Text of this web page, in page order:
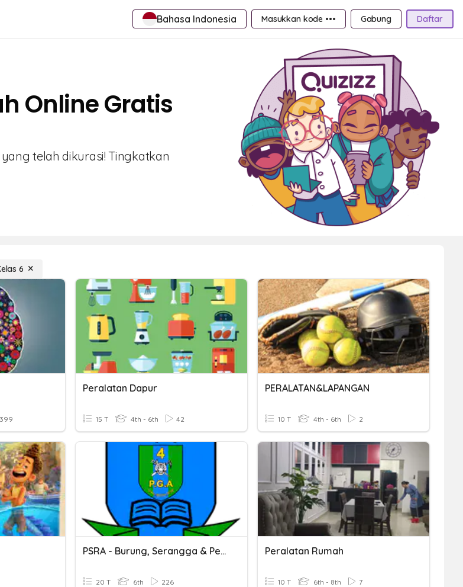
Bahasa Indonesia Masukkan kode ••• Gabung Daftar
Online Gratis
telah dikurasi! Tingkatkan
6
Peralatan Dapur
15 T 4th - 6th 42
PERALATAN&LAPANGAN
10 T 4th - 6th 2
PSRA - Burung, Serangga & Peralatan Modern
20 T 6th 226
Peralatan Rumah
10 T 6th - 8th 7